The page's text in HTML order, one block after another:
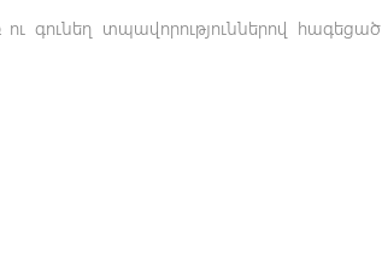
գունեղ տպավորություններով հագեցած